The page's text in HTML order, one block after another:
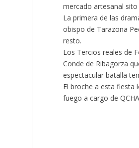
mercado artesanal
La primera de las
obispo de Tarazona
resto.
Los Tercios reales de
Conde de Ribagorza
espectacular batalla
El broche a esta fiesta
fuego a cargo de